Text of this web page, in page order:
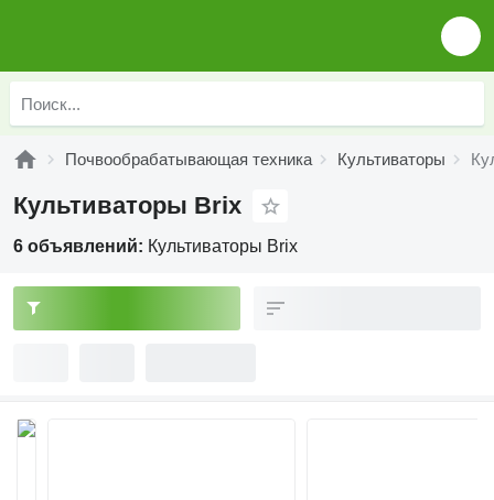
Почвообрабатывающая техника Культиваторы
Культиваторы Brix
6 объявлений: Культиваторы Brix